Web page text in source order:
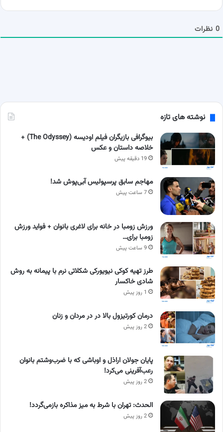
م
0 نظرات
نوشته های تازه
بیوگرافی بازیگران فیلم اودیسه (The Odyssey) +
خلاصه داستان و عکس
19 دقیقه پیش
مهاجم سابق پرسپولیس آبی‌پوش شد!
7 ساعت پیش
ورزش زومبا در خانه برای لاغری بانوان + فواید ورزش
زومبا برای…
9 ساعت پیش
طرز تهیه کوکی نیویورکی شکلاتی نرم با پیمانه به روش
شادی خاکسار
1 روز پیش
درمان کورتیزول بالا در در مردان و زنان
2 روز پیش
پایان جولان اراذل و اوباشی که با ضرب‌وشتم بانوان
رعب‌آفرینی می‌کرد!
2 روز پیش
الحدث: تهران با شرط به میز مذاکره بازمی‌گردد!
2 روز پیش